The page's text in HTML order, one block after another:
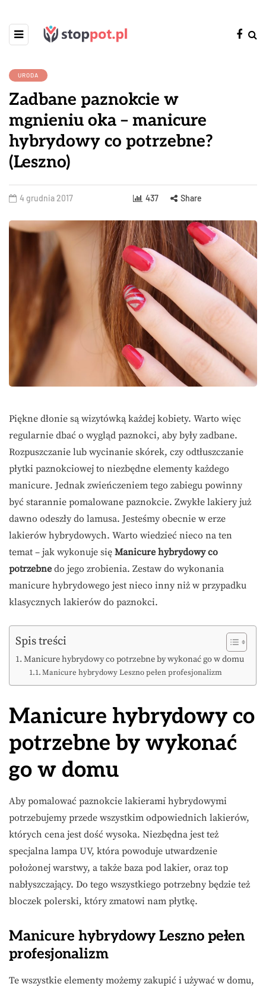
URODA
Zadbane paznokcie w
mgnieniu oka – manicure
hybrydowy co potrzebne?
(Leszno)
4 grudnia 2017 437 Share
Piękne dłonie są wizytówką każdej kobiety. Warto więc
regularnie dbać o wygląd paznokci, aby były zadbane.
Rozpuszczanie lub wycinanie skórek, czy odtłuszczanie
płytki paznokciowej to niezbędne elementy każdego
manicure. Jednak zwieńczeniem tego zabiegu powinny
być starannie pomalowane paznokcie. Zwykłe lakiery już
dawno odeszły do lamusa. Jesteśmy obecnie w erze
lakierów hybrydowych. Warto wiedzieć nieco na ten
temat – jak wykonuje się Manicure hybrydowy co
potrzebne do jego zrobienia. Zestaw do wykonania
manicure hybrydowego jest nieco inny niż w przypadku
klasycznych lakierów do paznokci.
Spis treści
Manicure hybrydowy co potrzebne by wykonać go w domu
Manicure hybrydowy Leszno pełen profesjonalizm
Manicure hybrydowy co
potrzebne by wykonać
go w domu
Aby pomalować paznokcie lakierami hybrydowymi
potrzebujemy przede wszystkim odpowiednich lakierów,
których cena jest dość wysoka. Niezbędna jest też
specjalna lampa UV, która powoduje utwardzenie
położonej warstwy, a także baza pod lakier, oraz top
nabłyszczający. Do tego wszystkiego potrzebny będzie też
bloczek polerski, który zmatowi nam płytkę.
Manicure hybrydowy Leszno pełen
profesjonalizm
Te wszystkie elementy możemy zakupić i używać w domu,